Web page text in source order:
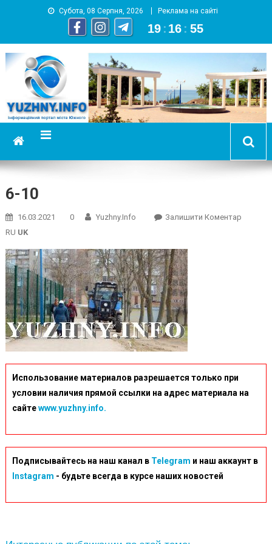
Субота, 08 Серпня, 2026 Реклама на сайті
19 : 16 : 56
YUZHNY.INFO
информационный портал города Южный
6-10
16.03.2021 0 Yuzhny.info Залишити КоментарOn
RU UK
Использование материалов разрешается только при
условии наличия прямой ссылки на адрес материала на
сайтеwww.yuzhny.info.
Подписывайтесь на наш канал в Telegram и наш аккаунт в
Instagram - будьте всегда в курсе наших новостей